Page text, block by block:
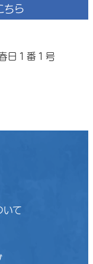
ちら
日１番１号
いて